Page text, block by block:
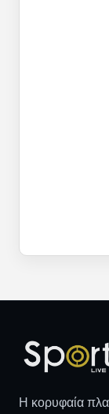
Η κορυφαία